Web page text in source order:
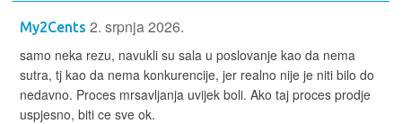
My2Cents 2. srpnja 2026.
samo neka rezu, navukli su sala u poslovanje kao da nema
sutra, tj kao da nema konkurencije, jer realno nije je niti bilo do
nedavno. Proces mrsavljanja uvijek boli. Ako taj proces prodje
uspjesno, biti ce sve ok.